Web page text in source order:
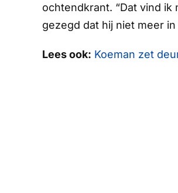
ochtendkrant. “Dat vind
gezegd dat hij niet meer
Lees ook: Koeman zet